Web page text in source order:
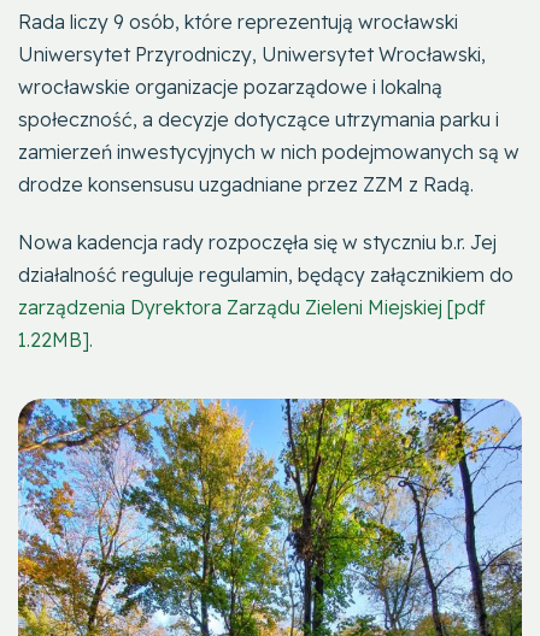
Rada liczy 9 osób, które reprezentują wrocławski
Uniwersytet Przyrodniczy, Uniwersytet Wrocławski,
wrocławskie organizacje pozarządowe i lokalną
społeczność, a decyzje dotyczące utrzymania parku i
zamierzeń inwestycyjnych w nich podejmowanych są w
drodze konsensusu uzgadniane przez ZZM z Radą.
Nowa kadencja rady rozpoczęła się w styczniu b.r. Jej
działalność reguluje regulamin, będący załącznikiem do
zarządzenia Dyrektora Zarządu Zieleni Miejskiej [pdf
1.22MB].